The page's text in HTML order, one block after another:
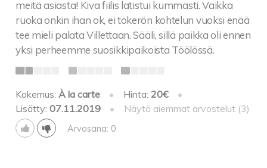
meitä asiasta! Kiva fiilis latistui kummasti. Vaikka
ruoka onkin ihan ok, ei tökerön kohtelun vuoksi enää
tee mieli palata Villettaan. Sääli, sillä paikka oli ennen
yksi perheemme suosikkipaikoista Töölössä.
Kokemus:À la carte • Hinta: 20€
•
Lisätty:07.11.2019 • Näytä aiemmat arvostelut (3)
Arvosana: 0